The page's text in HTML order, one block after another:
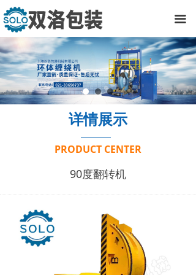
끀
详情展示
PRODUCT CENTER
90度翻转机